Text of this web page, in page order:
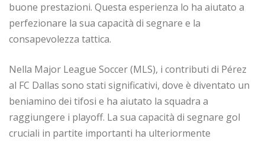
buone prestazioni. Questa esperienza lo ha aiutato a
perfezionare la sua capacità di segnare e la
consapevolezza tattica.
Nella Major League Soccer (MLS), i contributi di Pérez
al FC Dallas sono stati significativi, dove è diventato un
beniamino dei tifosi e ha aiutato la squadra a
raggiungere i playoff. La sua capacità di segnare gol
cruciali in partite importanti ha ulteriormente